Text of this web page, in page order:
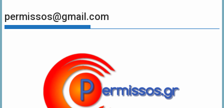
permissos@gmail.com